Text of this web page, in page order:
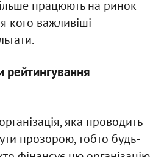
працюють на ринок
кого важливіші
рейтингування
яка проводить
прозорою, тобто будь-